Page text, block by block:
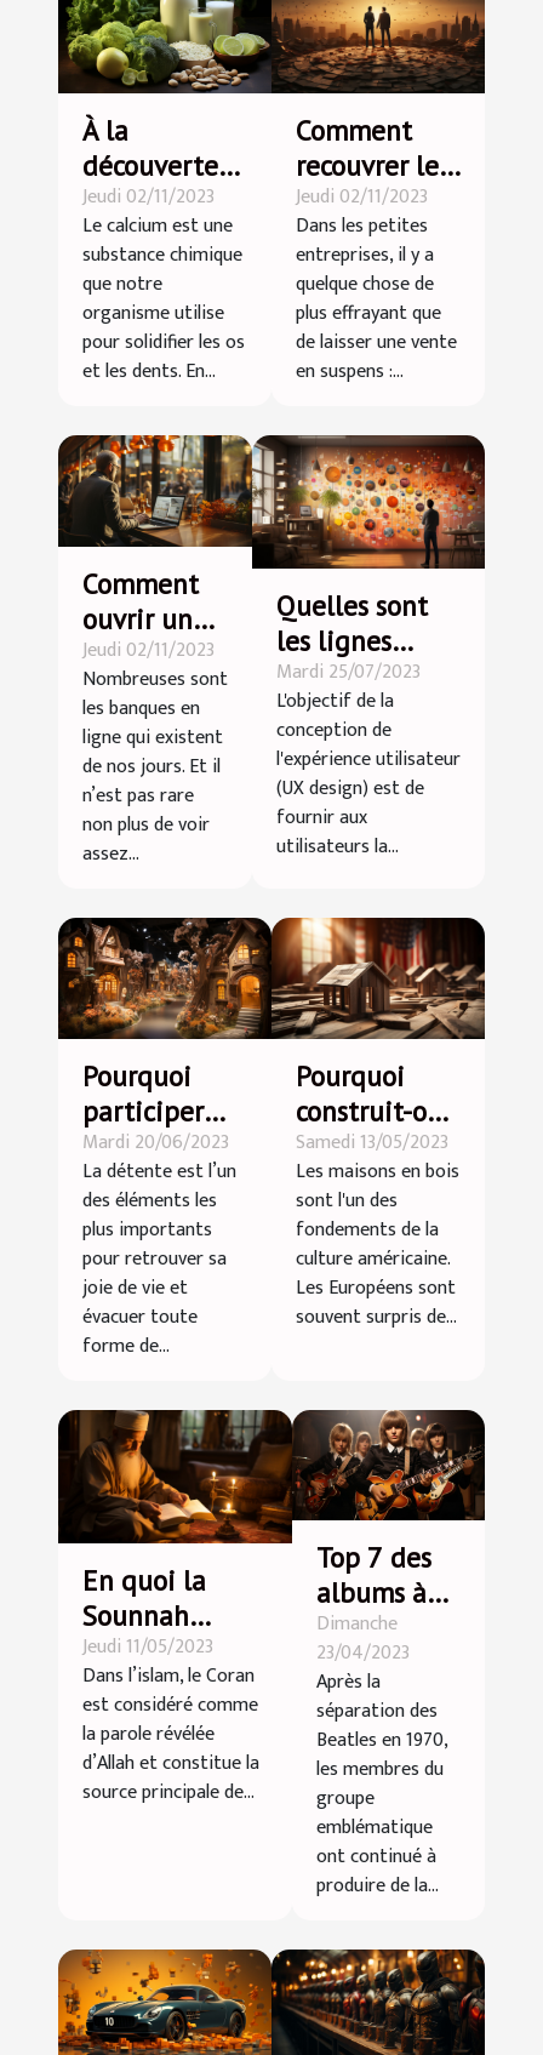
À la
découverte
des aliments
riches en
calcium !
Jeudi 02/11/2023
Le calcium est une
substance chimique
que notre
organisme utilise
pour solidifier les os
et les dents. En...
Comment
recouvrer les
dettes des
clients sans
perdre la
bonne
relation ?
Jeudi 02/11/2023
Dans les petites
entreprises, il y a
quelque chose de
plus effrayant que
de laisser une vente
en suspens :...
Comment
ouvrir un
compte
bancaire en
ligne ?
Jeudi 02/11/2023
Nombreuses sont
les banques en
ligne qui existent
de nos jours. Et il
n’est pas rare
non plus de voir
assez...
Quelles sont
les lignes
directrices
fondamentales
pour créer une
UX design
positive ?
Mardi 25/07/2023
L'objectif de la
conception de
l'expérience utilisateur
(UX design) est de
fournir aux
utilisateurs la...
Pourquoi
participer
aux
programmes
du grand
parc
d’attraction
indoor
Kermiland ?
Mardi 20/06/2023
La détente est l’un
des éléments les
plus importants
pour retrouver sa
joie de vie et
évacuer toute
forme de...
Pourquoi
construit-on
des maisons
en bois aux
USA ?
Samedi 13/05/2023
Les maisons en bois
sont l'un des
fondements de la
culture américaine.
Les Européens sont
souvent surpris de...
En quoi la
Sounnah
complète-t-
elle les
enseignements
du Coran ?
Jeudi 11/05/2023
Dans l’islam, le Coran
est considéré comme
la parole révélée
d’Allah et constitue la
source principale de...
Top 7 des
albums à
succès des
membres
des Beatles
Dimanche
23/04/2023
Après la
séparation des
Beatles en 1970,
les membres du
groupe
emblématique
ont continué à
produire de la...